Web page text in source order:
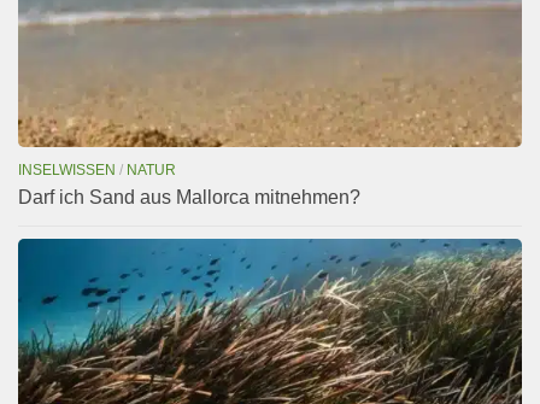
INSELWISSEN / NATUR
Darf ich Sand aus Mallorca mitnehmen?